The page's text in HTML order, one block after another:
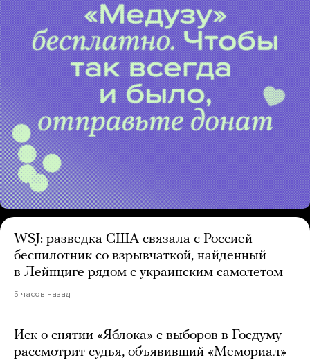
WSJ: разведка США связала с Россией
беспилотник со взрывчаткой, найденный
в Лейпциге рядом с украинским самолетом
5 часов назад
Иск о снятии «Яблока» с выборов в Госдуму
рассмотрит судья, объявивший «Мемориал»